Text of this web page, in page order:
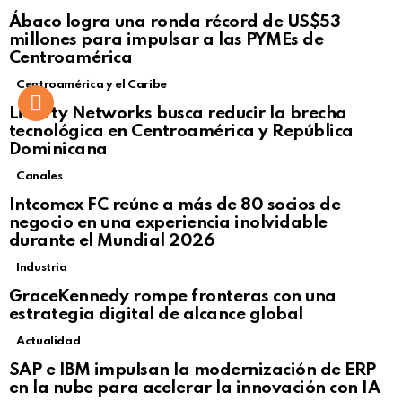
Not Safe For Work
Click to view this post
Ábaco logra una ronda récord de US$53
millones para impulsar a las PYMEs de
Centroamérica
Centroamérica y el Caribe
Liberty Networks busca reducir la brecha
tecnológica en Centroamérica y República
Dominicana
Canales
Intcomex FC reúne a más de 80 socios de
negocio en una experiencia inolvidable
durante el Mundial 2026
Industria
GraceKennedy rompe fronteras con una
estrategia digital de alcance global
Not Safe For Work
Click to view this post
Actualidad
SAP e IBM impulsan la modernización de ERP
en la nube para acelerar la innovación con IA